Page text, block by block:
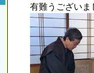
有難うございま